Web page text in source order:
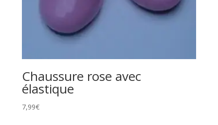
Chaussure rose avec
élastique
7,99€